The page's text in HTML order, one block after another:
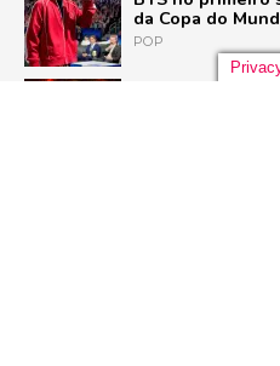
da Copa do
POP
Liniker arrasta